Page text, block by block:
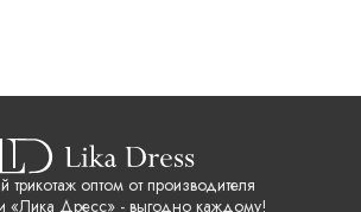
трикотаж оптом от производителя
«Лика Дресс» - выгодно каждому!